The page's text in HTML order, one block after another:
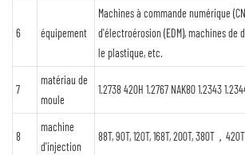
6 équipement
Machines à commande numérique
d'électroérosion (EDM), machines de
le plastique, etc.
7
matériau de
moule
1.2738 420H 1.2767 NAK80 1.2343
8
machine
d'injection
88T, 90T, 120T, 168T, 200T, 380T，